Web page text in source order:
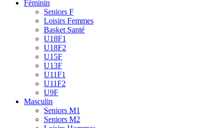
Féminin
Seniors F
Loisirs Femmes
Basket Santé
U18F1
U18F2
U15F
U13F
U11F1
U11F2
U9F
Masculin
Seniors M1
Seniors M2